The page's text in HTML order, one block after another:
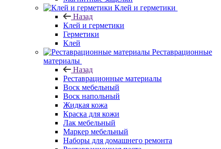
Клей и герметики
Назад
Клей и герметики
Герметики
Клей
Реставрационные
материалы
Назад
Реставрационные материалы
Воск мебельный
Воск напольный
Жидкая кожа
Краска для кожи
Лак мебельный
Маркер мебельный
Наборы для домашнего ремонта